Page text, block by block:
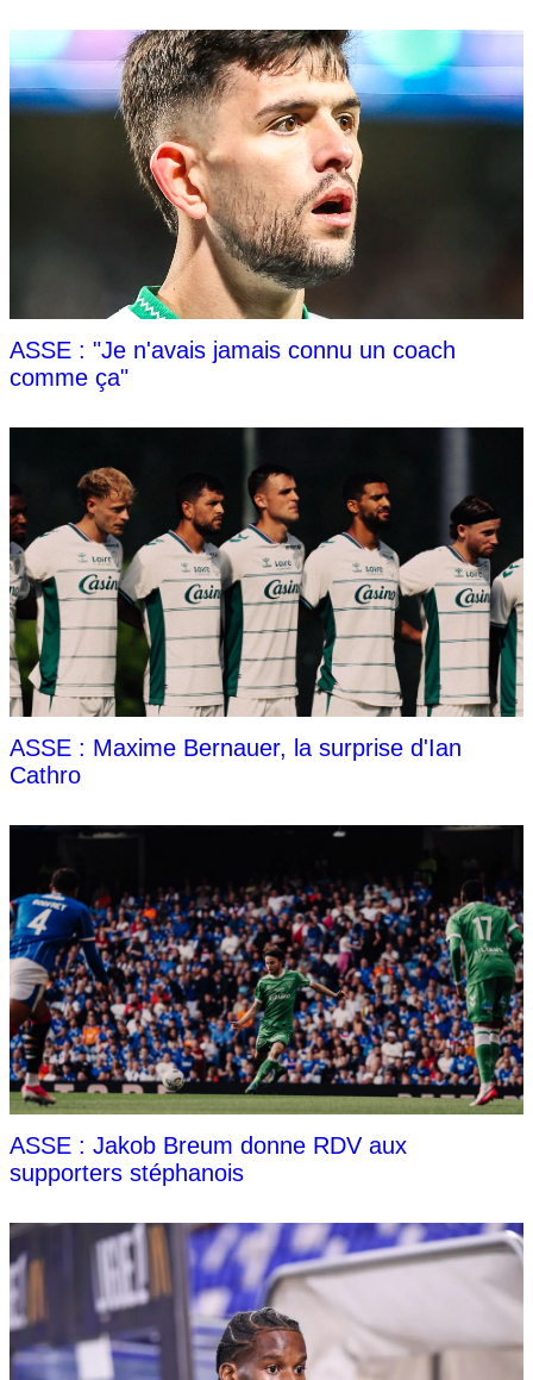
ASSE : "Je n'avais jamais connu un coach
comme ça"
ASSE : Maxime Bernauer, la surprise d'Ian
Cathro
ASSE : Jakob Breum donne RDV aux
supporters stéphanois